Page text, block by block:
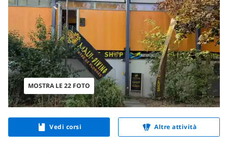
MOSTRA LE 22 FOTO
Vedi corsi Altre attività